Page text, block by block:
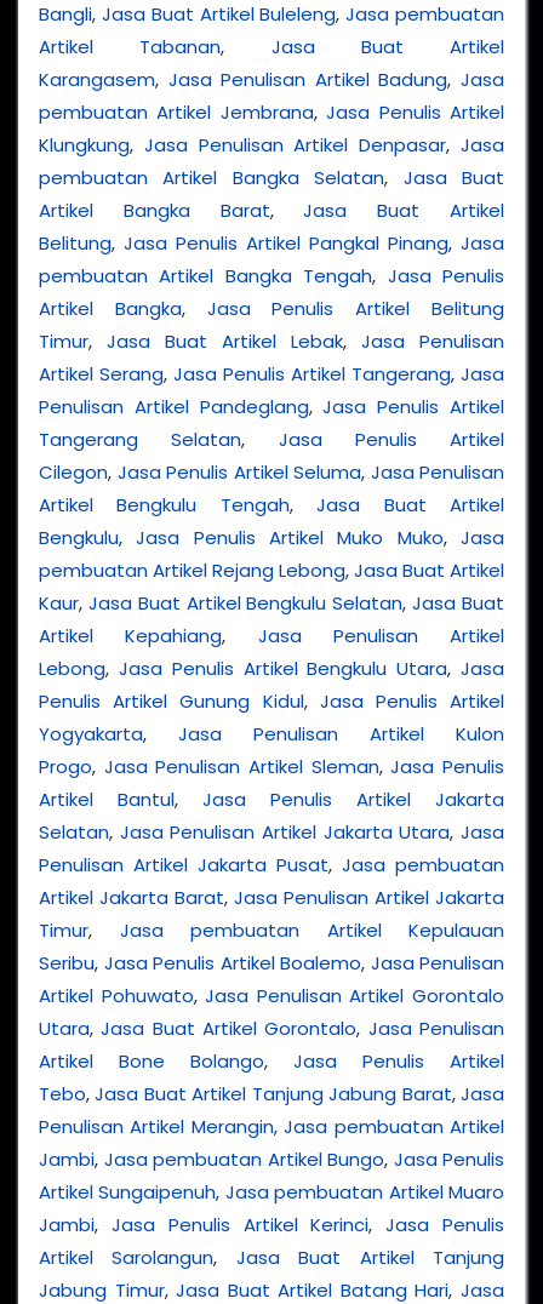
Bangli, Jasa Buat Artikel Buleleng,Jasa pembuatan
Artikel Tabanan, Jasa Buat Artikel
Karangasem, Jasa Penulisan Artikel Badung,Jasa
pembuatan Artikel Jembrana,Jasa Penulis Artikel
Klungkung, Jasa Penulisan Artikel Denpasar,Jasa
pembuatan Artikel Bangka Selatan, Jasa Buat
Artikel Bangka Barat,Jasa Buat Artikel
Belitung, Jasa Penulis Artikel Pangkal Pinang, Jasa
pembuatan Artikel Bangka Tengah, Jasa Penulis
Artikel Bangka, Jasa Penulis Artikel Belitung
Timur, Jasa Buat Artikel Lebak, Jasa Penulisan
Artikel Serang, Jasa Penulis Artikel Tangerang, Jasa
Penulisan Artikel Pandeglang,Jasa Penulis Artikel
Tangerang Selatan, Jasa Penulis Artikel
Cilegon, Jasa Penulis Artikel Seluma, Jasa Penulisan
Artikel Bengkulu Tengah,Jasa Buat Artikel
Bengkulu,Jasa Penulis Artikel Muko Muko,Jasa
pembuatan Artikel Rejang Lebong,Jasa Buat Artikel
Kaur, Jasa Buat Artikel Bengkulu Selatan,Jasa Buat
Artikel Kepahiang, Jasa Penulisan Artikel
Lebong, Jasa Penulis Artikel Bengkulu Utara,Jasa
Penulis Artikel Gunung Kidul, Jasa Penulis Artikel
Yogyakarta, Jasa Penulisan Artikel Kulon
Progo, Jasa Penulisan Artikel Sleman,Jasa Penulis
Artikel Bantul, Jasa Penulis Artikel Jakarta
Selatan, Jasa Penulisan Artikel Jakarta Utara,Jasa
Penulisan Artikel Jakarta Pusat, Jasa pembuatan
Artikel Jakarta Barat, Jasa Penulisan Artikel Jakarta
Timur, Jasa pembuatan Artikel Kepulauan
Seribu, Jasa Penulis Artikel Boalemo, Jasa Penulisan
Artikel Pohuwato,Jasa Penulisan Artikel Gorontalo
Utara,Jasa Buat Artikel Gorontalo, Jasa Penulisan
Artikel Bone Bolango, Jasa Penulis Artikel
Tebo,Jasa Buat Artikel Tanjung Jabung Barat,Jasa
Penulisan Artikel Merangin,Jasa pembuatan Artikel
Jambi, Jasa pembuatan Artikel Bungo, Jasa Penulis
Artikel Sungaipenuh, Jasa pembuatan Artikel Muaro
Jambi, Jasa Penulis Artikel Kerinci,Jasa Penulis
Artikel Sarolangun, Jasa Buat Artikel Tanjung
Jabung Timur,Jasa Buat Artikel Batang Hari,Jasa